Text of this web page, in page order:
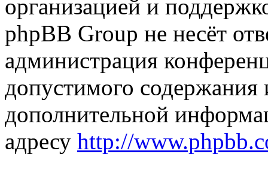
организацией и
phpBB Group не несёт
администрация
допустимого
дополнительной
адресу http://